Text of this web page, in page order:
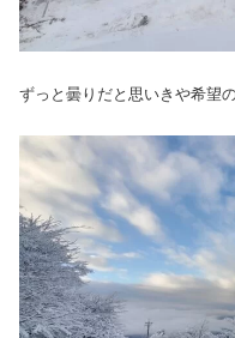
ずっと曇りだと思いきや希望